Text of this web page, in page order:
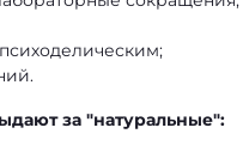
за "натуральные":